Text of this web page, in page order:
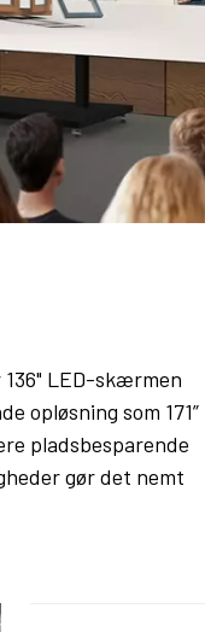
LED-skærmen
opløsning som 171”
pladsbesparende
gør det nemt